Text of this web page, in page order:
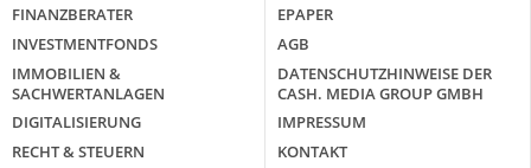
FINANZBERATER
INVESTMENTFONDS
IMMOBILIEN &
SACHWERTANLAGEN
DIGITALISIERUNG
RECHT & STEUERN
EPAPER
AGB
DATENSCHUTZHINWEISE DER
CASH. MEDIA GROUP GMBH
IMPRESSUM
KONTAKT